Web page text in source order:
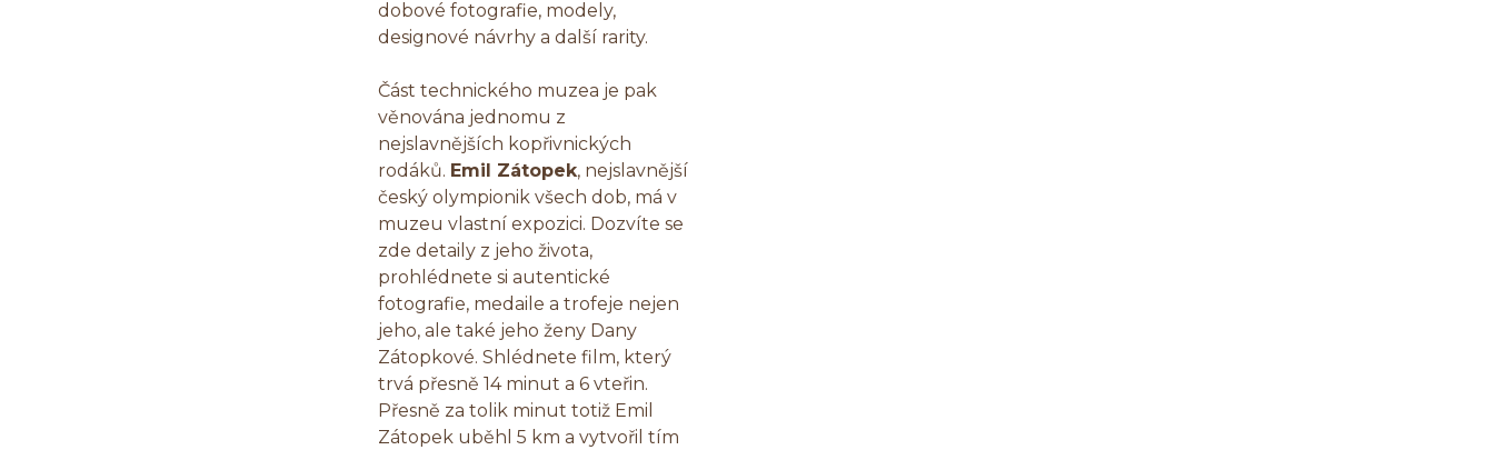
dobové fotografie, modely,
designové návrhy a další rarity.
Část technického muzea je pak
věnována jednomu z
nejslavnějších kopřivnických
rodáků. Emil Zátopek, nejslavnější
český olympionik všech dob, má v
muzeu vlastní expozici. Dozvíte se
zde detaily z jeho života,
prohlédnete si autentické
fotografie, medaile a trofeje nejen
jeho, ale také jeho ženy Dany
Zátopkové. Shlédnete film, který
trvá přesně 14 minut a 6 vteřin.
Přesně za tolik minut totiž Emil
Zátopek uběhl 5 km a vytvořil tím